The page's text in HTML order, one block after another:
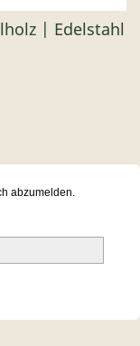
| Edelstahl
abzumelden.